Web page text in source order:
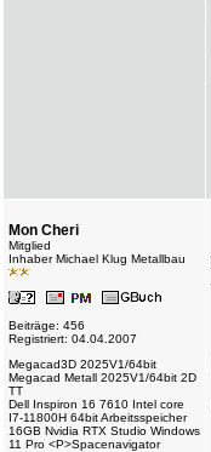
Mon Cheri
Mitglied
Inhaber Michael Klug Metallbau
Beiträge: 456
Registriert: 04.04.2007
Megacad3D 2025V1/64bit
Megacad Metall 2025V1/64bit 2D
TT
Dell Inspiron 16 7610 Intel core
I7-11800H 64bit Arbeitsspeicher
16GB Nvidia RTX Studio Windows
11 Pro <P>Spacenavigator